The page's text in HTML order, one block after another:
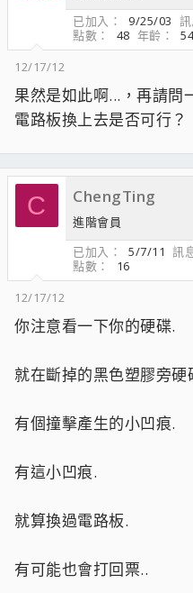
已加入
9/25/03
點數
48 年齡 54
12/17/12
果然是如此啊...，再請問
電路板換上去是否可行？
C ChengTing
進階會員
已加入
5/7/11 訊
點數
16
12/17/12
你注意看一下你的硬碟.
就在斷掉的黑色塑膠旁硬
有個撞擊產生的小凹痕.
有這小凹痕.
就算換過電路板.
有可能也會打回票..